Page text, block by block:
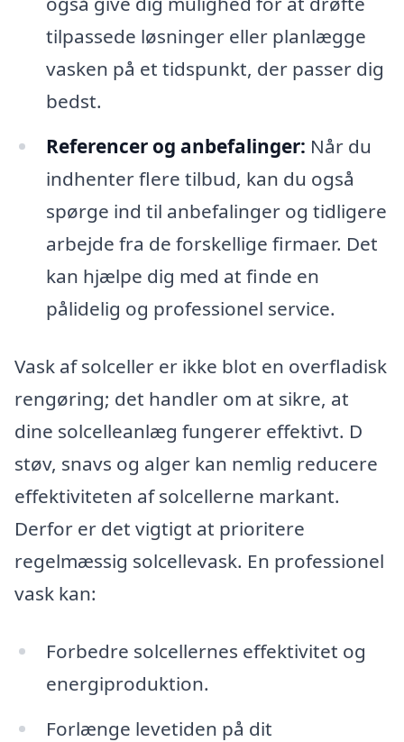
tilpassede løsninger eller planlægge
vasken på et tidspunkt, der passer dig
bedst.
Referencer og anbefalinger: Når du
indhenter flere tilbud, kan du også
spørge ind til anbefalinger og tidligere
arbejde fra de forskellige firmaer. Det
kan hjælpe dig med at finde en
pålidelig og professionel service.
Vask af solceller er ikke blot en overfladisk
rengøring; det handler om at sikre, at
dine solcelleanlæg fungerer effektivt. D
støv, snavs og alger kan nemlig reducere
effektiviteten af solcellerne markant.
Derfor er det vigtigt at prioritere
regelmæssig solcellevask. En professionel
vask kan:
Forbedre solcellernes effektivitet og
energiproduktion.
Forlænge levetiden på dit